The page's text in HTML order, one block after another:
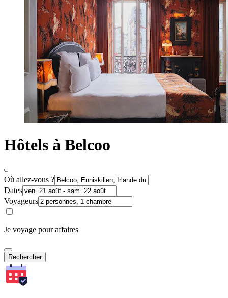
Hôtels à Belcoo
Où allez-vous ?
Dates
Voyageurs
Je voyage pour affaires
Rechercher